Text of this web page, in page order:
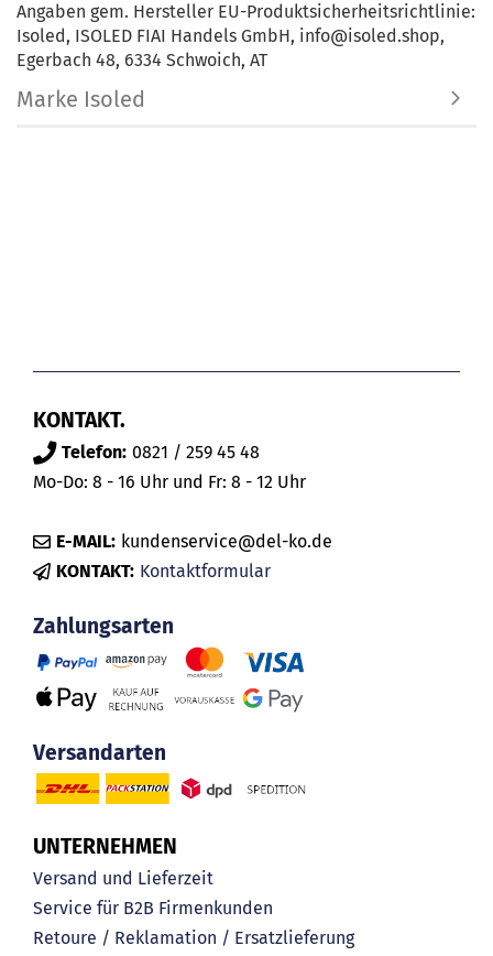
Angaben gem. Hersteller EU-Produktsicherheitsrichtlinie:
Isoled, ISOLED FIAI Handels GmbH, info@isoled.shop,
Egerbach 48, 6334 Schwoich, AT
Marke Isoled
KONTAKT.
Telefon: 0821 / 259 45 48
Mo-Do: 8 - 16 Uhr und Fr: 8 - 12 Uhr
E-MAIL: kundenservice@del-ko.de
KONTAKT: Kontaktformular
Zahlungsarten
Versandarten
UNTERNEHMEN
Versand und Lieferzeit
Service für B2B Firmenkunden
Retoure / Reklamation / Ersatzlieferung